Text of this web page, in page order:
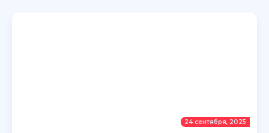
24 сентября, 2025